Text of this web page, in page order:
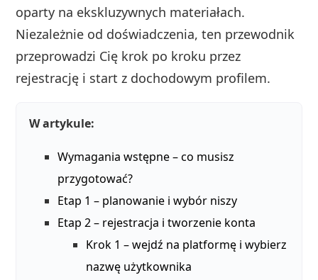
oparty na ekskluzywnych materiałach.
Niezależnie od doświadczenia, ten przewodnik
przeprowadzi Cię krok po kroku przez
rejestrację i start z dochodowym profilem.
W artykule:
Wymagania wstępne – co musisz
przygotować?
Etap 1 – planowanie i wybór niszy
Etap 2 – rejestracja i tworzenie konta
Krok 1 – wejdź na platformę i wybierz
nazwę użytkownika